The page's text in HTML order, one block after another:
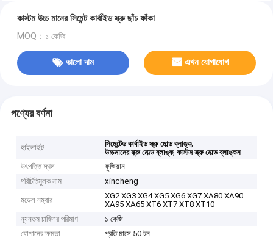
কাস্টম উচ্চ মানের সিমেন্ট কার্বাইড স্ক্রু ছাঁচ ফাঁকা
MOQ：১ কেজি
ভালো দাম এখন যোগাযোগ
পণ্যের বর্ণনা
হাইলাইট সিমেন্টেড কার্বাইড স্ক্রু মোল্ড ব্লাঙ্ক,
উচ্চমানের স্ক্রু মোল্ড ব্লাঙ্ক,কাস্টম স্ক্রু মোল্ড ব্লাঙ্কস
উৎপত্তি স্থল
ফুজিয়ান
পরিচিতিমুলক নাম
xincheng
মডেল নম্বার
XG2 XG3 XG4 XG5 XG6 XG7 XA80 XA90
XA95 XA65 XT6 XT7 XT8 XT10
ন্যূনতম চাহিদার পরিমাণ
১ কেজি
যোগানের ক্ষমতা
প্রতি মাসে 50 টন